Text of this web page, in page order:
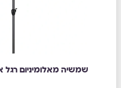
שמשיה מאלומיניום רגל